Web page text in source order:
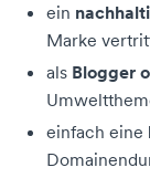
ein
Marke
als Blogger
einfach eine